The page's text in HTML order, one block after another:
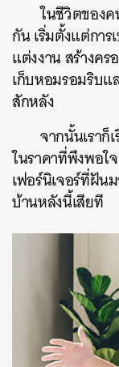
ในชีวิตของ
กัน เริ่มตั้งแต่การ
แต่งงาน สร้างค
เก็บหอมรอมริบแ
สักหลัง
จากนั้นเราก็
ในราคาที่พึงพอใ
เฟอร์นิเจอร์ที่ฝัน
บ้านหลังนี้เสียที